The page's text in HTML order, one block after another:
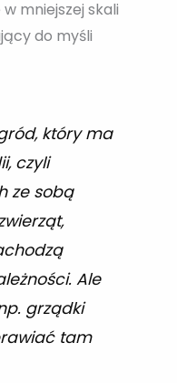
mniejszej skali
do myśli
który ma
czyli
ze sobą
Ale
grządki
tam